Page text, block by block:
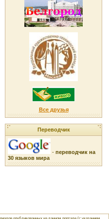
Все друзья
Переводчик
- переводчик на
30 языков мира